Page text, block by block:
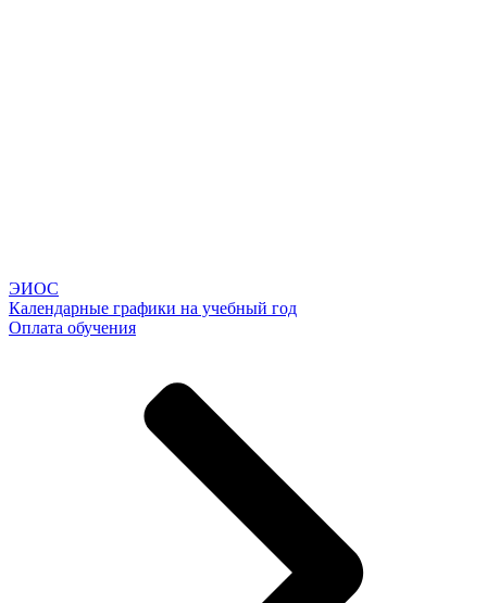
ЭИОС
Календарные графики на учебный год
Оплата обучения